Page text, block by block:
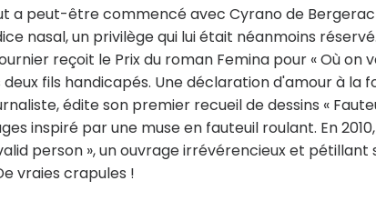
a peut-être commencé avec Cyrano de
nasal, un privilège qui lui était néanmoins
reçoit le Prix du roman Femina pour « Où on
fils handicapés. Une déclaration d'amour à la
édite son premier recueil de dessins «
inspiré par une muse en fauteuil roulant. En
person », un ouvrage irrévérencieux et pétillant
vraies crapules !